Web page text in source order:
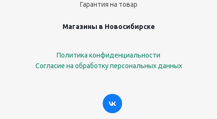
Гарантия на товар
Магазины в Новосибирске
Политика конфиденциальности
Согласие на обработку персональных данных